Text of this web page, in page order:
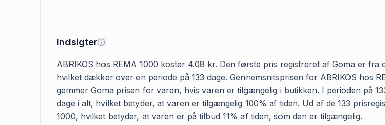
Indsigter
ABRIKOS hos REMA 1000 koster 4.08 kr. Den første pris registreret af Goma er
hvilket dækker over en periode på 133 dage. Gennemsnitsprisen for ABRIKOS
gemmer Goma prisen for varen, hvis varen er tilgængelig i butikken. I perioden på
dage i alt, hvilket betyder, at varen er tilgængelig 100% af tiden. Ud af de 133
1000, hvilket betyder, at varen er på tilbud 11% af tiden, som den er tilgængelig.